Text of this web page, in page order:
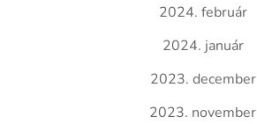
2024. február
2024. január
2023. december
2023. november